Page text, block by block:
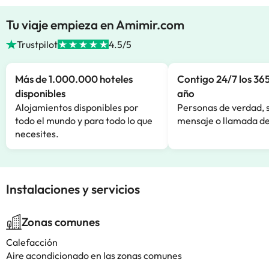
Tu viaje empieza en Amimir.com
Trustpilot 4.5/5
Más de 1.000.000 hoteles
disponibles
Alojamientos disponibles por
todo el mundo y para todo lo que
necesites.
Contigo 24/7 los
año
Personas de verdad,
mensaje o llamada
Instalaciones y servicios
Zonas comunes
Calefacción
Aire acondicionado en las zonas comunes